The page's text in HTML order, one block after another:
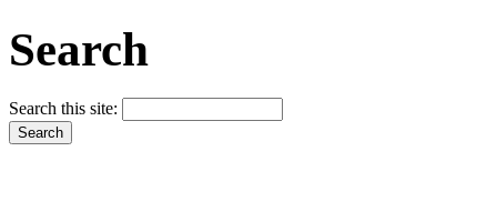
Search
Search this site: